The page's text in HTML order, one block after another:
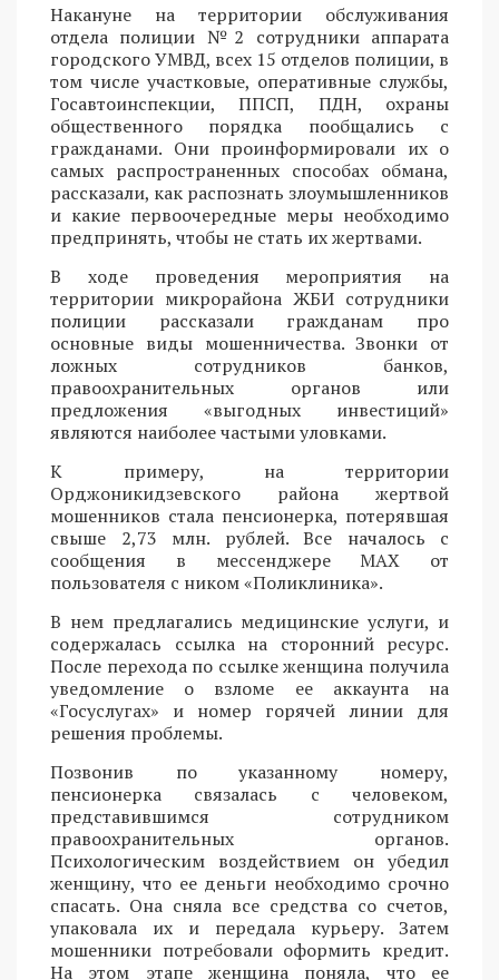
Накануне на территории обслуживания
отдела полиции №2 сотрудники аппарата
городского УМВД, всех 15 отделов полиции, в
том числе участковые, оперативные службы,
Госавтоинспекции, ППСП, ПДН, охраны
общественного порядка пообщались с
гражданами. Они проинформировали их о
самых распространенных способах обмана,
рассказали, как распознать злоумышленников
и какие первоочередные меры необходимо
предпринять, чтобы не стать их жертвами.
В ходе проведения мероприятия на
территории микрорайона ЖБИ сотрудники
полиции рассказали гражданам про
основные виды мошенничества. Звонки от
ложных сотрудников банков,
правоохранительных органов или
предложения «выгодных инвестиций»
являются наиболее частыми уловками.
К примеру, на территории
Орджоникидзевского района жертвой
мошенников стала пенсионерка, потерявшая
свыше 2,73 млн. рублей. Все началось с
сообщения в мессенджере MAX от
пользователя с ником «Поликлиника».
В нем предлагались медицинские услуги, и
содержалась ссылка на сторонний ресурс.
После перехода по ссылке женщина получила
уведомление о взломе ее аккаунта на
«Госуслугах» и номер горячей линии для
решения проблемы.
Позвонив по указанному номеру,
пенсионерка связалась с человеком,
представившимся сотрудником
правоохранительных органов.
Психологическим воздействием он убедил
женщину, что ее деньги необходимо срочно
спасать. Она сняла все средства со счетов,
упаковала их и передала курьеру. Затем
мошенники потребовали оформить кредит.
На этом этапе женщина поняла, что ее